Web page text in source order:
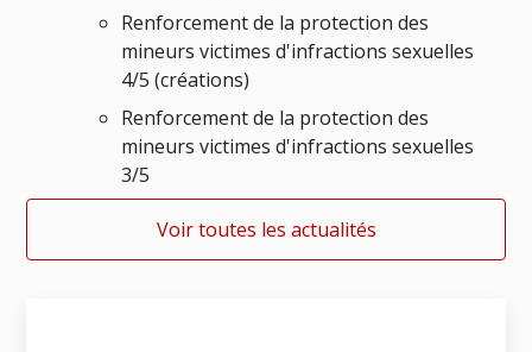
Renforcement de la protection des
mineurs victimes d'infractions sexuelles
4/5 (créations)
Renforcement de la protection des
mineurs victimes d'infractions sexuelles
3/5
Voir toutes les actualités